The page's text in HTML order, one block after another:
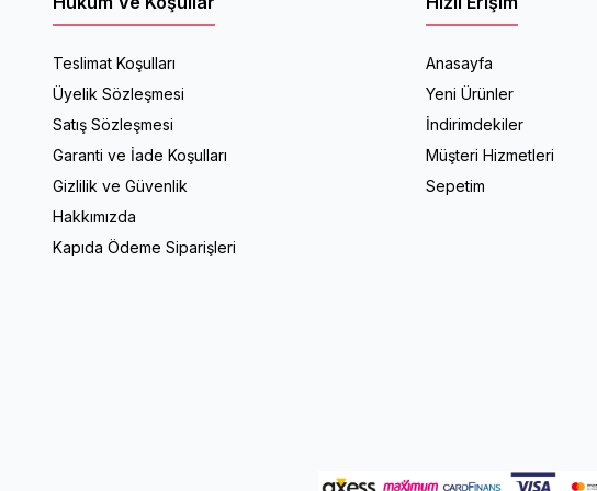
Teslimat Koşulları
Üyelik Sözleşmesi
Satış Sözleşmesi
Garanti ve İade Koşulları
Gizlilik ve Güvenlik
Hakkımızda
Kapıda Ödeme Siparişleri
Anasayfa
Yeni Ürünler
İndirimdekiler
Müşteri Hizmetleri
Sepetim